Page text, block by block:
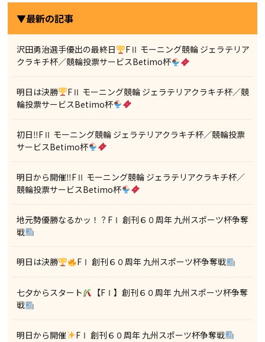
▼最新の記事
沢田勇治選手優出の最終日
FⅡ モーニング競輪 ジェラテリア
クラキチ杯／競輪投票サービスBetimo杯
明日は決勝
FⅡ モーニング競輪 ジェラテリアクラキチ杯／競
輪投票サービスBetimo杯
初日‼FⅡ モーニング競輪 ジェラテリアクラキチ杯／競輪投票
サービスBetimo杯
明日から開催‼FⅡ モーニング競輪 ジェラテリアクラキチ杯／
競輪投票サービスBetimo杯
地元勢優勝なるかッ！？FⅠ 創刊６０周年 九州スポーツ杯争奪
戦
明日は決勝 FⅠ 創刊６０周年 九州スポーツ杯争奪戦
七夕からスタート
【FⅠ】創刊６０周年 九州スポーツ杯争奪
戦
明日から開催 FⅠ 創刊６０周年 九州スポーツ杯争奪戦